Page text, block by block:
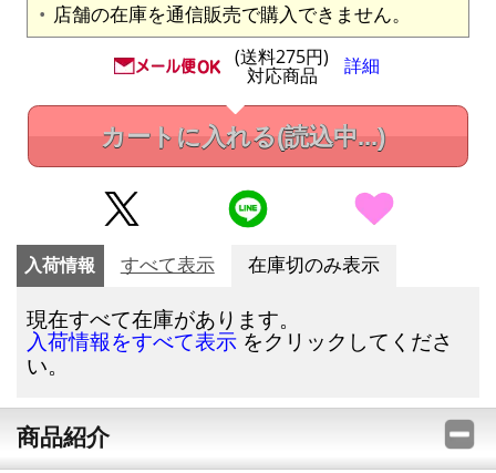
店舗の在庫を通信販売で購入できません。
(送料275円)
対応商品 詳細
カートに入れる(読込中...)
入荷情報 すべて表示 在庫切のみ表示
現在すべて在庫があります。
入荷情報をすべて表示 をクリックしてくださ
い。
商品紹介